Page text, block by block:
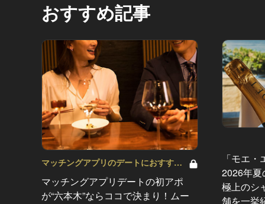
おすすめ記事
マッチングアプリのデートにおすすめ
マッチングアプリデートの初アポ
が“六本木”ならココで決まり！ムー
「モエ
2026年夏
極上のシ
舗を一挙